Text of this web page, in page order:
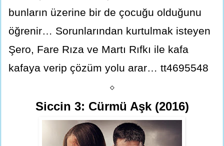
bunların üzerine bir de çocuğu olduğunu
öğrenir… Sorunlarından kurtulmak isteyen
Şero, Fare Rıza ve Martı Rıfkı ile kafa
kafaya verip çözüm yolu arar… tt4695548
⬦
Siccin 3: Cürmü Aşk (2016)